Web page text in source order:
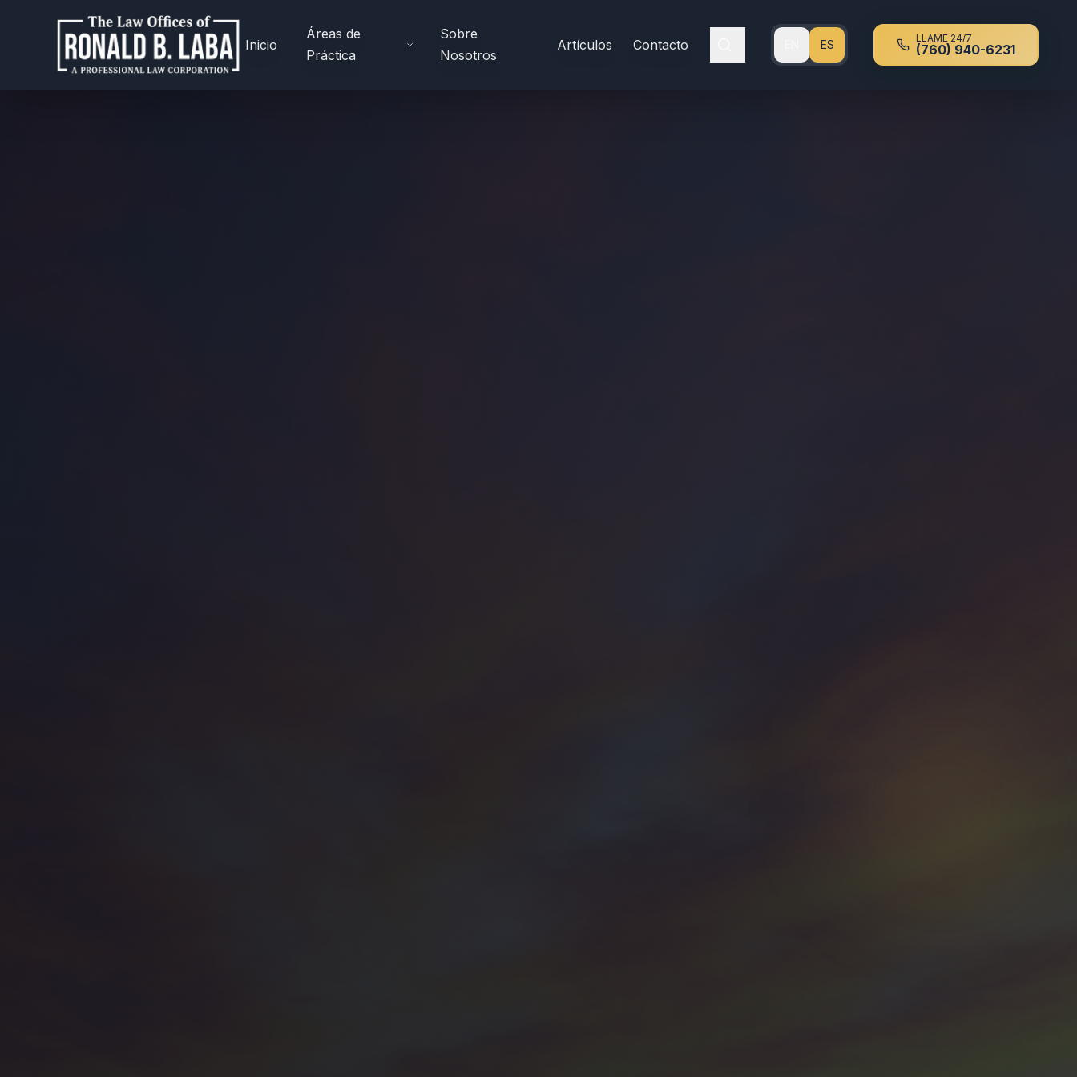
Inicio
Áreas de
Práctica
Sobre
Nosotros
Artículos Contacto ES LLAME 24/7
(760) 940-6231